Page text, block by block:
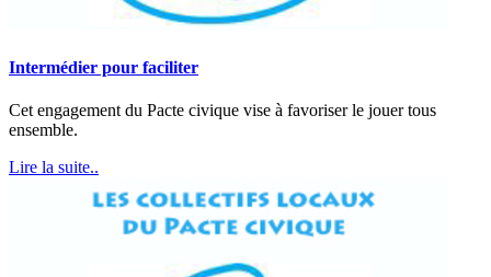
Intermédier pour faciliter
Cet engagement du Pacte civique vise à favoriser le jouer tous
ensemble.
Lire la suite..